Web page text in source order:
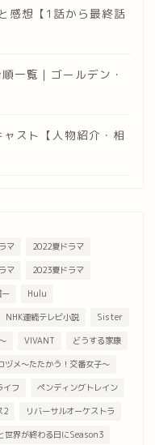
感想【1話から最終話
一覧｜ゴールデン・
スト【人物紹介・相
マ 2022夏ドラマ
マ 2023夏ドラマ
ー Hulu
NHK連続テレビ小説 Sister
VIVANT どうする家康
ヅメ～たたかう！交番女子～
イフ ペンディングトレイン
2 リバーサルオーケストラ
世界が終わる日にSeason3